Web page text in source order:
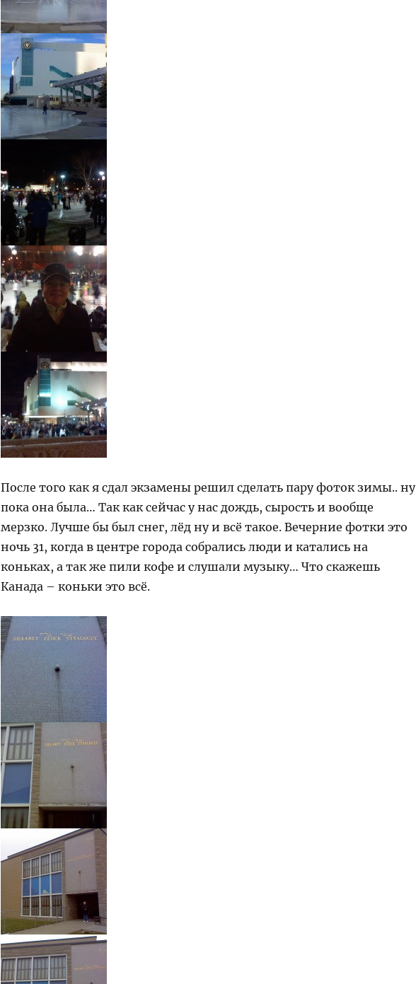
После того как я сдал экзамены решил сделать пару фоток зимы.. ну
пока она была… Так как сейчас у нас дождь, сырость и вообще
мерзко. Лучше бы был снег, лёд ну и всё такое. Вечерние фотки это
ночь 31, когда в центре города собрались люди и катались на
коньках, а так же пили кофе и слушали музыку… Что скажешь
Канада – коньки это всё.